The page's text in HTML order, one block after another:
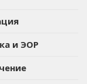
и ЭОР